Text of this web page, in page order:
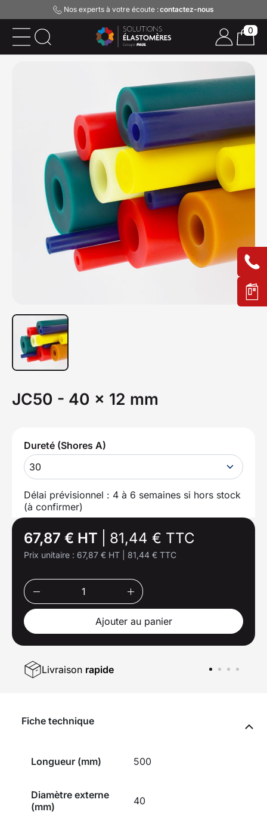
Nos experts à votre écoute :contactez-nous
JC50 - 40 x 12 mm
Dureté (Shores A)
30
Délai prévisionnel : 4 à 6 semaines si hors stock
(à confirmer)
67,87 € HT 81,44 € TTC
Prix unitaire : 67,87 € HT 81,44 € TTC
Ajouter au panier
Livraison rapide
Fiche technique
Longueur (mm) 500
Diamètre externe
(mm)
40
0